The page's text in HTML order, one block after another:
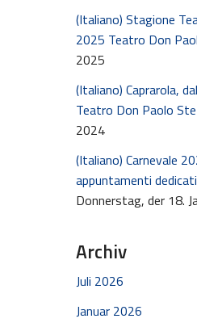
(Italiano) Stagione
2025 Teatro Don
2025
(Italiano) Caprarola,
Teatro Don Paolo
2024
(Italiano) Carnevale
appuntamenti
Donnerstag, der 18.
Archiv
Juli 2026
Januar 2026